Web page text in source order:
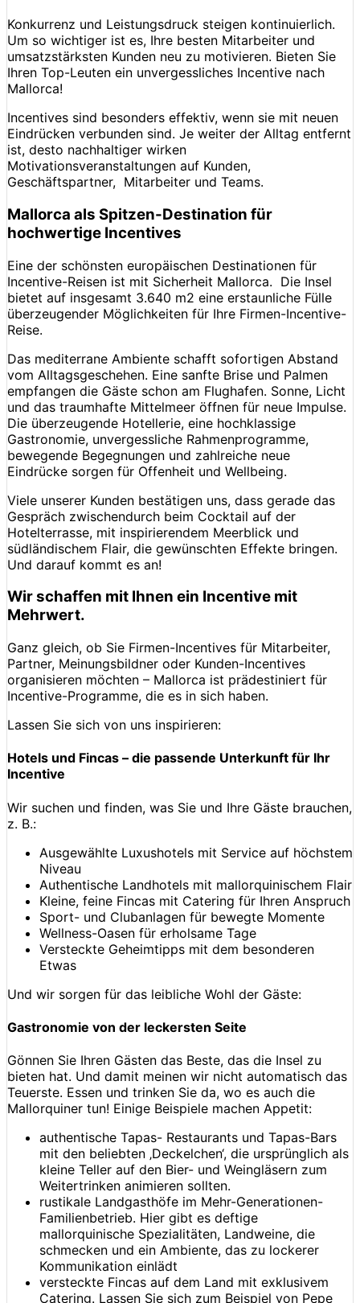
Konkurrenz und Leistungsdruck steigen kontinuierlich.
Um so wichtiger ist es, Ihre besten Mitarbeiter und
umsatzstärksten Kunden neu zu motivieren. Bieten Sie
Ihren Top-Leuten ein unvergessliches Incentive nach
Mallorca!
Incentives sind besonders effektiv, wenn sie mit neuen
Eindrücken verbunden sind. Je weiter der Alltag entfernt
ist, desto nachhaltiger wirken
Motivationsveranstaltungen auf Kunden,
Geschäftspartner, Mitarbeiter und Teams.
Mallorca als Spitzen-Destination für
hochwertige Incentives
Eine der schönsten europäischen Destinationen für
Incentive-Reisen ist mit Sicherheit Mallorca. Die Insel
bietet auf insgesamt 3.640 m2 eine erstaunliche Fülle
überzeugender Möglichkeiten für Ihre Firmen-Incentive-
Reise.
Das mediterrane Ambiente schafft sofortigen Abstand
vom Alltagsgeschehen. Eine sanfte Brise und Palmen
empfangen die Gäste schon am Flughafen. Sonne, Licht
und das traumhafte Mittelmeer öffnen für neue Impulse.
Die überzeugende Hotellerie, eine hochklassige
Gastronomie, unvergessliche Rahmenprogramme,
bewegende Begegnungen und zahlreiche neue
Eindrücke sorgen für Offenheit und Wellbeing.
Viele unserer Kunden bestätigen uns, dass gerade das
Gespräch zwischendurch beim Cocktail auf der
Hotelterrasse, mit inspirierendem Meerblick und
südländischem Flair, die gewünschten Effekte bringen.
Und darauf kommt es an!
Wir schaffen mit Ihnen ein Incentive mit
Mehrwert.
Ganz gleich, ob Sie Firmen-Incentives für Mitarbeiter,
Partner, Meinungsbildner oder Kunden-Incentives
organisieren möchten – Mallorca ist prädestiniert für
Incentive-Programme, die es in sich haben.
Lassen Sie sich von uns inspirieren:
Hotels und Fincas – die passende Unterkunft für Ihr
Incentive
Wir suchen und finden, was Sie und Ihre Gäste brauchen,
z. B.:
Ausgewählte Luxushotels mit Service auf höchstem
Niveau
Authentische Landhotels mit mallorquinischem Flair
Kleine, feine Fincas mit Catering für Ihren Anspruch
Sport- und Clubanlagen für bewegte Momente
Wellness-Oasen für erholsame Tage
Versteckte Geheimtipps mit dem besonderen
Etwas
Und wir sorgen für das leibliche Wohl der Gäste:
Gastronomie von der leckersten Seite
Gönnen Sie Ihren Gästen das Beste, das die Insel zu
bieten hat. Und damit meinen wir nicht automatisch das
Teuerste. Essen und trinken Sie da, wo es auch die
Mallorquiner tun! Einige Beispiele machen Appetit:
authentische Tapas- Restaurants und Tapas-Bars
mit den beliebten ‚Deckelchen‘, die ursprünglich als
kleine Teller auf den Bier- und Weingläsern zum
Weitertrinken animieren sollten.
rustikale Landgasthöfe im Mehr-Generationen-
Familienbetrieb. Hier gibt es deftige
mallorquinische Spezialitäten, Landweine, die
schmecken und ein Ambiente, das zu lockerer
Kommunikation einlädt
versteckte Fincas auf dem Land mit exklusivem
Catering. Lassen Sie sich zum Beispiel von Pepe